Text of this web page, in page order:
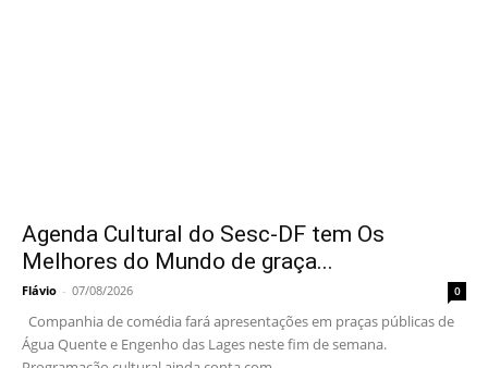
Agenda Cultural do Sesc-DF tem Os
Melhores do Mundo de graça...
Flávio - 07/08/2026 0
Companhia de comédia fará apresentações em praças públicas de
Água Quente e Engenho das Lages neste fim de semana.